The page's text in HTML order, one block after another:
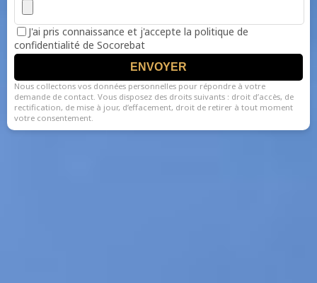
J'ai pris connaissance et j'accepte la politique de
confidentialité de Socorebat
ENVOYER
Nous collectons vos données personnelles pour répondre à votre
demande de contact. Vous disposez des droits suivants : droit d’accès, de
rectification, de mise à jour, d’effacement, droit de retirer à tout moment
votre consentement.